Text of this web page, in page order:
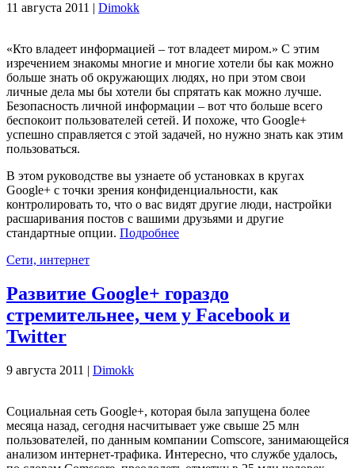
11 августа 2011 | Dimokk
«Кто владеет информацией – тот владеет миром.» С этим
изречением знакомы многие и многие хотели бы как можно
больше знать об окружающих людях, но при этом свои
личные дела мы бы хотели бы спрятать как можно лучше.
Безопасность личной информации – вот что больше всего
беспокоит пользователей сетей. И похоже, что Google+
успешно справляется с этой задачей, но нужно знать как этим
пользоваться.
В этом руководстве вы узнаете об установках в кругах
Google+ с точки зрения конфиденциальности, как
контролировать то, что о вас видят другие люди, настройки
расшаривания постов с вашими друзьями и другие
стандартные опции. Подробнее
Сети, интернет
Развитие Google+ гораздо
стремительнее, чем у Facebook и
Twitter
9 августа 2011 | Dimokk
Социальная сеть Google+, которая была запущена более
месяца назад, сегодня насчитывает уже свыше 25 млн
пользователей, по данным компании Comscore, занимающейся
анализом интернет-трафика. Интересно, что службе удалось,